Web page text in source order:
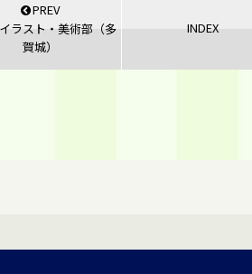
PREV
ラスト・美術部（多
賀城）
INDEX